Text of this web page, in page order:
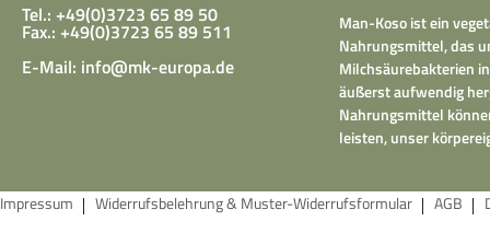
Tel.: +49(0)3723 65 89 50
Fax.: +49(0)3723 65 89 511
E-Mail: info@mk-europa.de
Man-Koso ist ein
Nahrungsmittel, das
Milchsäurebakterien
äußerst aufwendig
Nahrungsmittel
leisten, unser
Impressum Widerrufsbelehrung & Muster-Widerrufsformular AGB